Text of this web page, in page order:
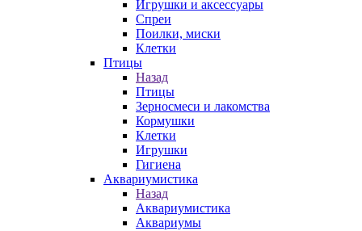
Игрушки и аксессуары
Спреи
Поилки, миски
Клетки
Птицы
Назад
Птицы
Зерносмеси и лакомства
Кормушки
Клетки
Игрушки
Гигиена
Аквариумистика
Назад
Аквариумистика
Аквариумы